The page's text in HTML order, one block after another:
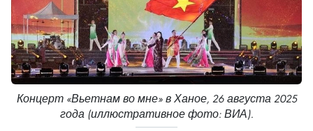
Концерт «Вьетнам во мне» в Ханое, 26 августа 2025
года (иллюстративное фото: ВИА).